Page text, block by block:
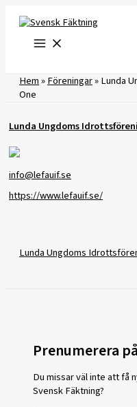
innehåll
Hem»Föreningar»Lunda
One
Lunda Ungdoms
info@lefauif.se
https://www.lefauif.se/
Lunda Ungdoms
Prenumerera
Du missar väl inte att få
Svensk Fäktning?